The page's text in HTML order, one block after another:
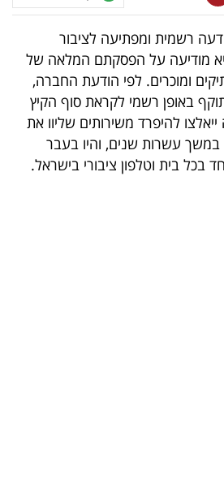
רשמית ומפתיעה לציבור
מודיעה על הפסקתם המלאה של
ומוכרים. לפי הודעת החברה,
באופן רשמי לקראת סוף הקיץ
להיפרד משירותים שליוו את
עשרות שנים, והיו בעבר
בכל בית וטלפון ציבורי בישראל.